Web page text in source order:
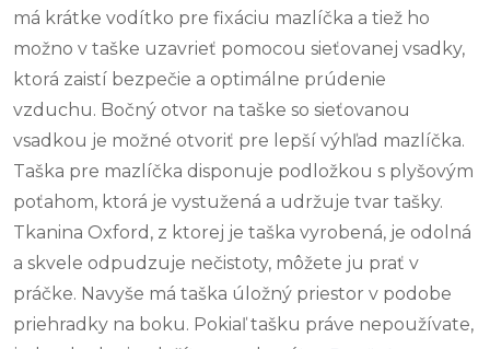
má krátke vodítko pre fixáciu mazlíčka a tiež ho
možno v taške uzavrieť pomocou sieťovanej vsadky,
ktorá zaistí bezpečie a optimálne prúdenie
vzduchu. Bočný otvor na taške so sieťovanou
vsadkou je možné otvoriť pre lepší výhľad mazlíčka.
Taška pre mazlíčka disponuje podložkou s plyšovým
poťahom, ktorá je vystužená a udržuje tvar tašky.
Tkanina Oxford, z ktorej je taška vyrobená, je odolná
a skvele odpudzuje nečistoty, môžete ju prať v
práčke. Navyše má taška úložný priestor v podobe
priehradky na boku. Pokiaľ tašku práve nepoužívate,